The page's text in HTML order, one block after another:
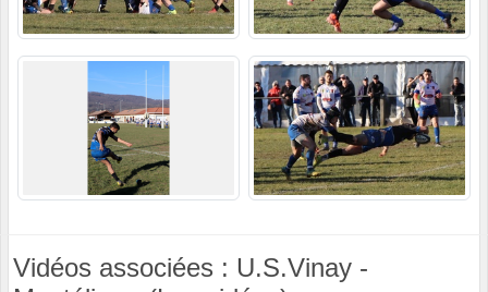
Vidéos associées : U.S.Vinay -